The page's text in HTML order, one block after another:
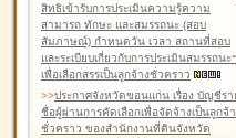
สิทธิเข้ารับการประเมินความรู้ความ
สามารถ ทักษะ และสมรรถนะ (สอบ
สัมภาษณ์) กำหนดวัน เวลา สถานที่สอบ
และระเบียบเกี่ยวกับการประเมินสมรรถนะฯ
เพื่อเลือกสรรเป็นลูกจ้างชั่วคราว
>>ประกาศจังหวัดขอนแก่น เรื่อง บัญชีรา
ชื่อผู้ผ่านการคัดเลือกเพื่อจัดจ้างเป็นลูกจ้
ชั่วคราว ของสำนักงานที่ดินจังหวัด